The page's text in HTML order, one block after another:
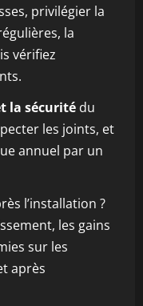
privilégier la
la
vérifiez
la sécurité du
les joints, et
annuel par un
l’installation ?
les gains
sur les
après